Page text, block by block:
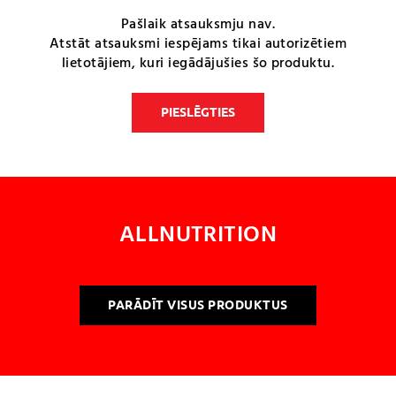
Pašlaik atsauksmju nav.
Atstāt atsauksmi iespējams tikai autorizētiem
lietotājiem, kuri iegādājušies šo produktu.
PIESLĒGTIES
ALLNUTRITION
PARĀDĪT VISUS PRODUKTUS